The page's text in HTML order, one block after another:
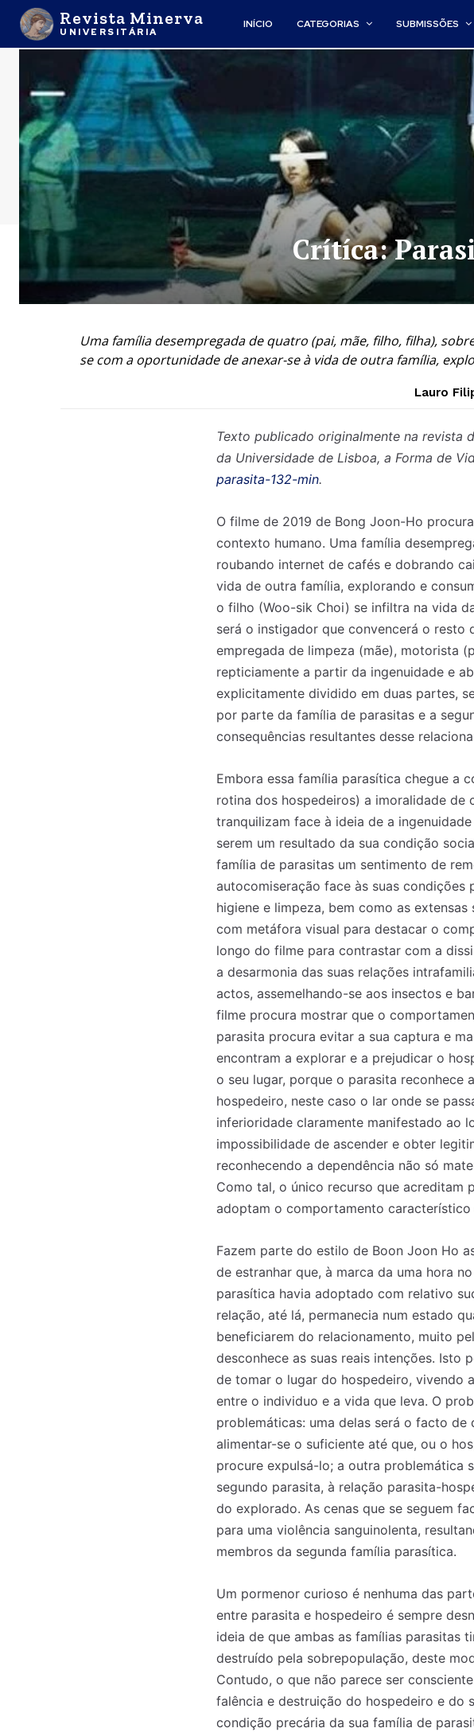
Registe-se na nossa lista de correio
transacto, ilustrações e novidades.
Registe-se na nossa lista de correio
transacto, ilustrações e novidades.
Revista Minerva
UNIVERSITÁRIA
INÍCIO CATEGORIAS SUBMISSÕES
Crítíca:
Uma família desempregada de quatro (pai, mãe, filho, filha),
se com a oportunidade de anexar-se à vida de outra família,
Lauro
Texto publicado originalmente na revista
da Universidade de Lisboa, a Forma de
parasita-132-min.
O filme de 2019 de Bong Joon-Ho
contexto humano. Uma família
roubando internet de cafés e dobrando
vida de outra família, explorando e
o filho (Woo-sik Choi) se infiltra na vida
será o instigador que convencerá o resto
empregada de limpeza (mãe), motorista
repticiamente a partir da ingenuidade e
explicitamente dividido em duas partes,
por parte da família de parasitas e a
consequências resultantes desse
Embora essa família parasítica chegue a
rotina dos hospedeiros) a imoralidade de
tranquilizam face à ideia de a
serem um resultado da sua condição
família de parasitas um sentimento de
autocomiseração face às suas condições
higiene e limpeza, bem como as
com metáfora visual para destacar o
longo do filme para contrastar com a
a desarmonia das suas relações
actos, assemelhando-se aos insectos e
filme procura mostrar que o
parasita procura evitar a sua captura e
encontram a explorar e a prejudicar o
o seu lugar, porque o parasita reconhece
hospedeiro, neste caso o lar onde se
inferioridade claramente manifestado ao
impossibilidade de ascender e obter
reconhecendo a dependência não só
Como tal, o único recurso que acreditam
adoptam o comportamento
Fazem parte do estilo de Boon Joon Ho
de estranhar que, à marca da uma hora
parasítica havia adoptado com relativo
relação, até lá, permanecia num estado
beneficiarem do relacionamento, muito
desconhece as suas reais intenções.
de tomar o lugar do hospedeiro, vivendo
entre o individuo e a vida que leva. O
problemáticas: uma delas será o facto de
alimentar-se o suficiente até que, ou o
procure expulsá-lo; a outra problemática
segundo parasita, à relação parasita-
do explorado. As cenas que se seguem
para uma violência sanguinolenta,
membros da segunda família parasítica.
Um pormenor curioso é nenhuma das
entre parasita e hospedeiro é sempre
ideia de que ambas as famílias parasitas
destruído pela sobrepopulação, deste
Contudo, o que não parece ser
falência e destruição do hospedeiro e do
condição precária da sua família de